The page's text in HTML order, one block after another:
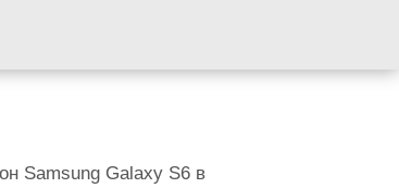
Samsung Galaxy S6 в